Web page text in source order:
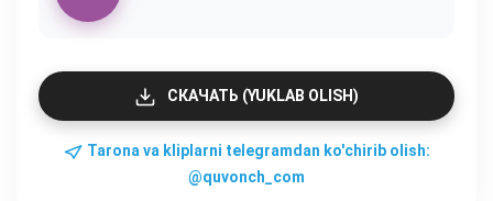
СКАЧАТЬ (YUKLAB OLISH)
Tarona va kliplarni telegramdan ko'chirib olish:
@quvonch_com